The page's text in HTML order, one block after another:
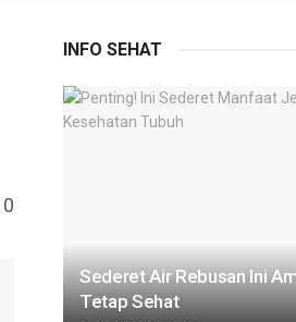
0
INFO SEHAT
Sederet Air Rebusan Ini
Tetap Sehat